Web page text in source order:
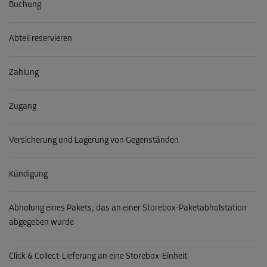
Buchung
Abteil reservieren
Zahlung
Zugang
Versicherung und Lagerung von Gegenständen
Kündigung
Abholung eines Pakets, das an einer Storebox-Paketabholstation
abgegeben wurde
Click & Collect-Lieferung an eine Storebox-Einheit